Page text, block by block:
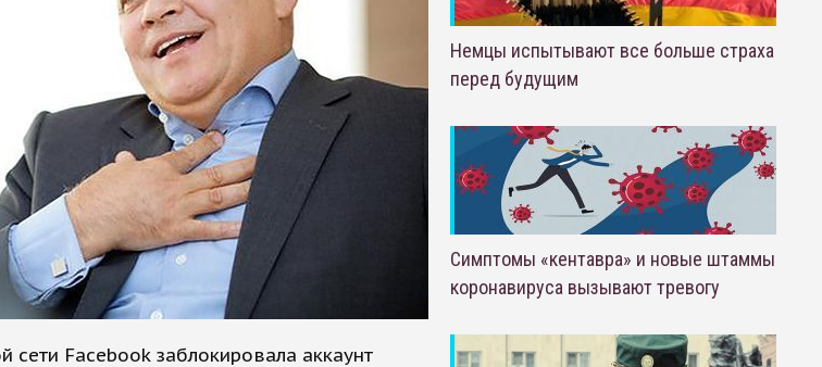
сети Facebook заблокировала аккаунт
Немцы испытывают все больше страха
перед будущим
Симптомы «кентавра» и новые штаммы
коронавируса вызывают тревогу